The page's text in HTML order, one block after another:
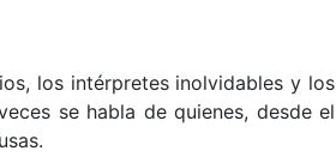
los intérpretes inolvidables y los
se habla de quienes, desde el